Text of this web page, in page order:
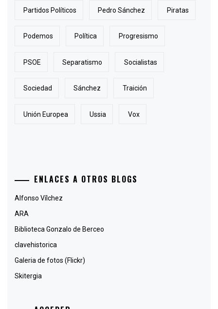
Partidos Políticos Pedro Sánchez Piratas
Podemos Política Progresismo
PSOE Separatismo Socialistas
Sociedad Sánchez Traición
Unión Europea Ussia Vox
ENLACES A OTROS BLOGS
Alfonso Vílchez
ARA
Biblioteca Gonzalo de Berceo
clavehistorica
Galeria de fotos (Flickr)
Skitergia